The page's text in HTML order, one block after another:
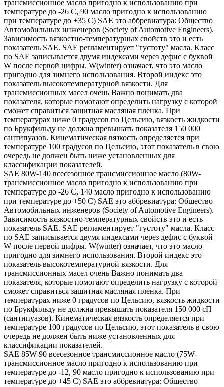
трансмиссионное масло пригодно к использованию при
температуре до -26 С, 90 масло пригодно к использованию
при температуре до +35 С) SAE это аббревиатура: Общество
Автомобильных инженеров (Society of Automotive Engineers).
Зависимость вязкостно-температурных свойств это и есть
показатель SAE. SAE регламентирует "густоту" масла. Класс
по SAE записывается двумя индексами через дефис с буквой
W после первой цифры. W(winter) означает, что это масло
пригодно для зимнего использования. Второй индекс это
показатель высокотемпературной вязкости. Для
трансмиссионных масел очень Важно понимать два
показателя, которые помогают определить нагрузку с которой
сможет справиться защитная масляная пленка. При
температурах ниже 0 градусов по Цельсию, вязкость жидкости
по Брукфильду не должна превышать показателя 150 000
сантипуазов. Кинематическая вязкость определяется при
температуре 100 градусов по Цельсию, этот показатель в свою
очередь не должен быть ниже установленных для
классификации показателей.
SAE 80W-140 всесезонное трансмиссионное масло (80W-
трансмиссионное масло пригодно к использованию при
температуре до -26 С, 140 масло пригодно к использованию
при температуре до +50 С) SAE это аббревиатура: Общество
Автомобильных инженеров (Society of Automotive Engineers).
Зависимость вязкостно-температурных свойств это и есть
показатель SAE. SAE регламентирует "густоту" масла. Класс
по SAE записывается двумя индексами через дефис с буквой
W после первой цифры. W(winter) означает, что это масло
пригодно для зимнего использования. Второй индекс это
показатель высокотемпературной вязкости. Для
трансмиссионных масел очень Важно понимать два
показателя, которые помогают определить нагрузку с которой
сможет справиться защитная масляная пленка. При
температурах ниже 0 градусов по Цельсию, вязкость жидкости
по Брукфильду не должна превышать показателя 150 000 сП
(сантипуазов). Кинематическая вязкость определяется при
температуре 100 градусов по Цельсию, этот показатель в свою
очередь не должен быть ниже установленных для
классификации показателей.
SAE 85W-90 всесезонное трансмиссионное масло (75W-
трансмиссионное масло пригодно к использованию при
температуре до -12, 90 масло пригодно к использованию при
температуре до +45 С) SAE это аббревиатура: Общество